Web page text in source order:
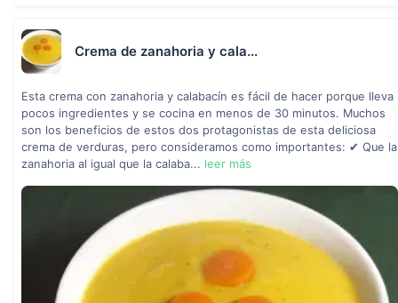
Crema de zanahoria y cala...
Esta crema con zanahoria y calabacín es fácil de hacer porque lleva
pocos ingredientes y se cocina en menos de 30 minutos. Muchos
son los beneficios de estos dos protagonistas de esta deliciosa
crema de verduras, pero consideramos como importantes: ✔ Que la
zanahoria al igual que la calaba... leer más